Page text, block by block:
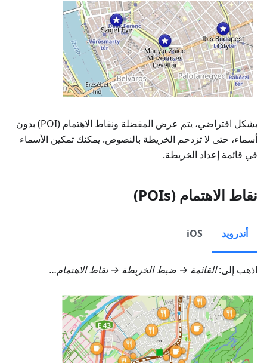
بشكل افتراضي، يتم عرض المفضلة ونقاط الاهتمام (POI) بدون
أسماء، حتى لا تزدحم الخريطة بالنصوص. يمكنك تمكين الأسماء
في قائمة إعداد الخريطة.
نقاط الاهتمام (POIs)
أندرويد iOS
اذهب إلى:القائمة → ضبط الخريطة → نقاط الاهتمام…